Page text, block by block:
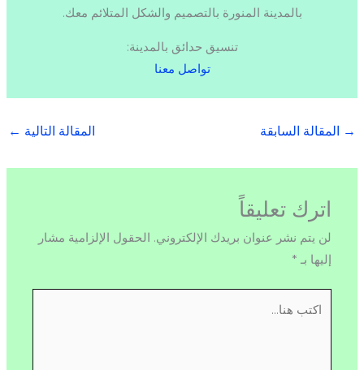
بالمدينة المنورة بالتصميم والشكل المتلائم معك.
تنسيق حدائق بالمدينة:
تواصل معنا
→ المقالة السابقة المقالة التالية ←
اترك تعليقاً
لن يتم نشر عنوان بريدك الإلكتروني. الحقول الإلزامية مشار
إليها بـ *